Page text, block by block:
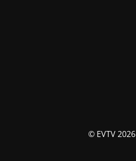
© EVTV 2026